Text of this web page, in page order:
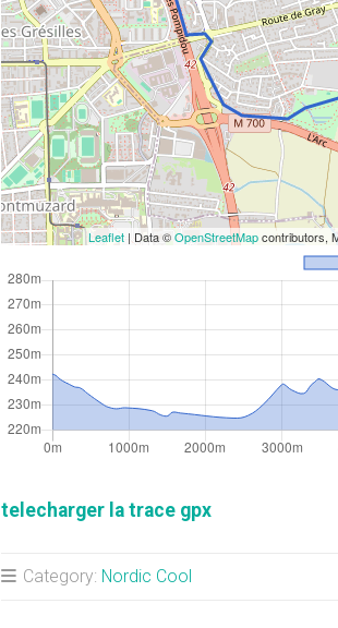
Leaflet | Data ©OpenStreetMapcontributors,
telecharger la trace gpx
Category: Nordic Cool